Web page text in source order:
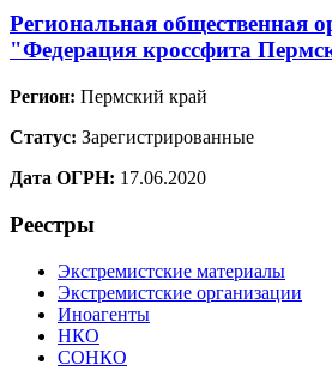
Региональная общественная
"Федерация кроссфита
Регион: Пермский край
Статус: Зарегистрированные
Дата ОГРН: 17.06.2020
Реестры
Экстремистские материалы
Экстремистские организации
Иноагенты
НКО
СОНКО